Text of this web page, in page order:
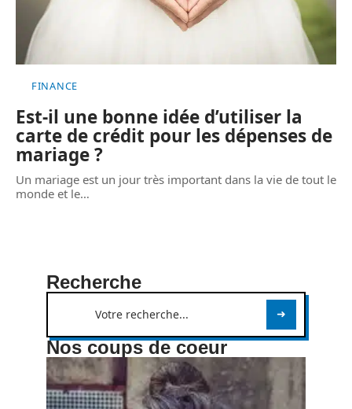
FINANCE
Est-il une bonne idée d’utiliser la
carte de crédit pour les dépenses de
mariage ?
Un mariage est un jour très important dans la vie de tout le
monde et le…
Recherche
Nos coups de coeur